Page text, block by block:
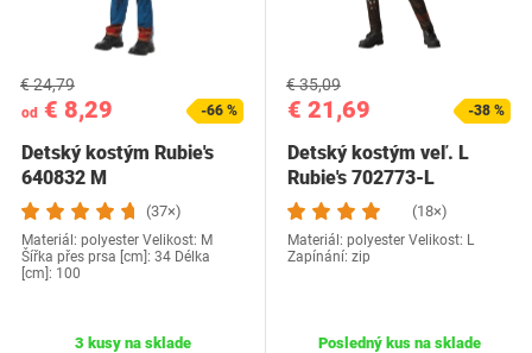
od € 8,29
€ 24,79
-66 %
Detský kostým Rubie's
640832 M
(37×)
Materiál: polyester Velikost: M
Šířka přes prsa [cm]: 34 Délka
[cm]: 100
3 kusy na sklade
€ 21,69
€ 35,09
-38 %
Detský kostým veľ. L
Rubie's 702773-L
(18×)
Materiál: polyester Velikost: L
Zapínání: zip
Posledný kus na sklade